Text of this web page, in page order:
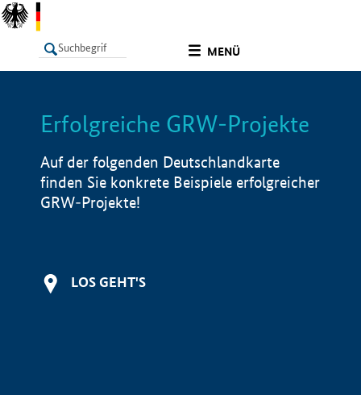
MENÜ
LISTE Info
Erfolgreiche GRW-Projekte
Auf der folgenden Deutschlandkarte
finden Sie konkrete Beispiele erfolgreicher
GRW-Projekte!
LOS GEHT'S